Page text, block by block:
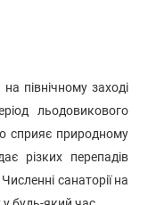
північному заході
льодовикового
сприяє природному
різких перепадів
санаторії на